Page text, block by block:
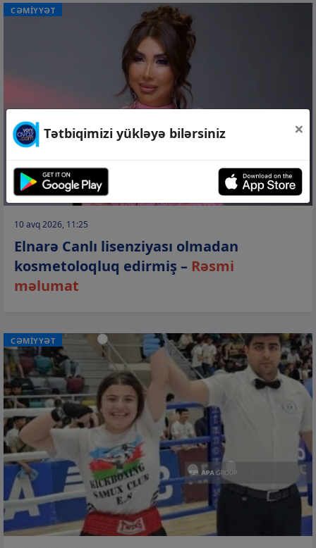
CƏMİYYƏT
10 avq 2026, 11:25
Elnarə Canlı lisenziyası olmadan
kosmetoloqluq edirmiş – Rəsmi
məlumat
CƏMİYYƏT
Tətbiqimizi yükləyə bilərsiniz ×